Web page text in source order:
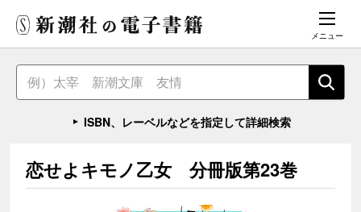
メニュー
ISBN、レーベルなどを指定して詳細検索
恋せよキモノ乙女 分冊版第23巻